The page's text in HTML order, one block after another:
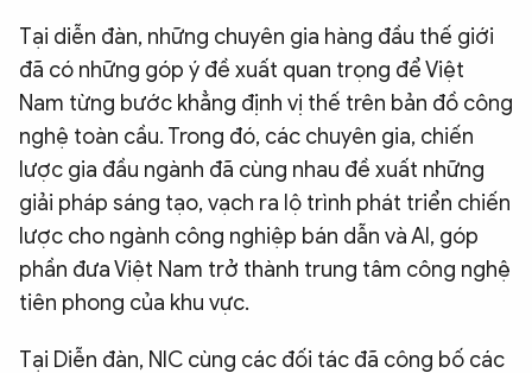
Tại diễn đàn, những chuyên gia hàng đầu thế giới
đã có những góp ý đề xuất quan trọng để Việt
Nam từng bước khẳng định vị thế trên bản đồ công
nghệ toàn cầu. Trong đó, các chuyên gia, chiến
lược gia đầu ngành đã cùng nhau đề xuất những
giải pháp sáng tạo, vạch ra lộ trình phát triển chiến
lược cho ngành công nghiệp bán dẫn và AI, góp
phần đưa Việt Nam trở thành trung tâm công nghệ
tiên phong của khu vực.
Tại Diễn đàn, NIC cùng các đối tác đã công bố các